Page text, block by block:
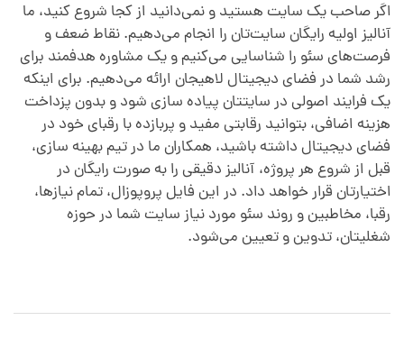
اگر صاحب یک سایت هستید و نمی‌دانید از کجا شروع کنید، ما
آنالیز اولیه رایگان سایت‌تان را انجام می‌دهیم. نقاط ضعف و
فرصت‌های سئو را شناسایی می‌کنیم و یک مشاوره هدفمند برای
رشد شما در فضای دیجیتال لاهیجان ارائه می‌دهیم. برای اینکه
یک فرایند اصولی در سایتتان پیاده سازی شود و بدون پزداخت
هزینه اضافی، بتوانید رقابتی مفید و پربازده با رقبای خود در
فضای دیجیتال داشته باشید، همکاران ما در تیم بهینه سازی،
قبل از شروع هر پروژه، آنالیز دقیقی را به صورت رایگان در
اختیارتان قرار خواهد داد. در این فایل پروپوزال، تمام نیازها،
رقبا، مخاطبین و روند سئو مورد نیاز سایت شما در حوزه
شغلیتان، تدوین و تعیین می‌شود.